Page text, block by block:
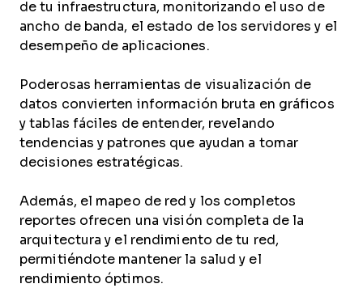
de tu infraestructura, monitorizando el uso de
ancho de banda, el estado de los servidores y el
desempeño de aplicaciones.
Poderosas herramientas de visualización de
datos convierten información bruta en gráficos
y tablas fáciles de entender, revelando
tendencias y patrones que ayudan a tomar
decisiones estratégicas.
Además, el mapeo de red y los completos
reportes ofrecen una visión completa de la
arquitectura y el rendimiento de tu red,
permitiéndote mantener la salud y el
rendimiento óptimos.